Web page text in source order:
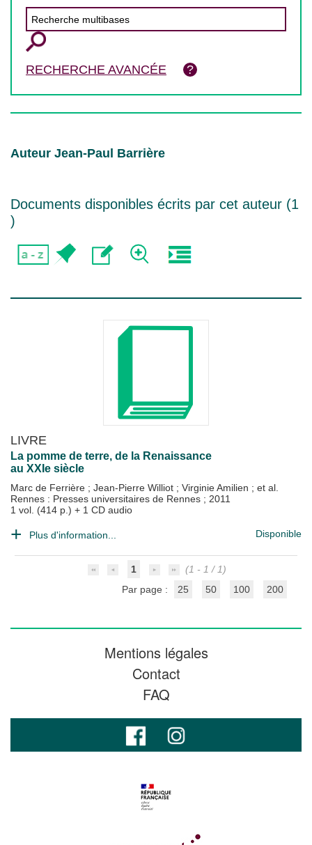
RECHERCHE AVANCÉE
Auteur Jean-Paul Barrière
Documents disponibles écrits par cet auteur (1
)
LIVRE
La pomme de terre, de la Renaissance
au XXIe siècle
Marc de Ferrière ; Jean-Pierre Williot ; Virginie Amilien ; et al.
Rennes : Presses universitaires de Rennes ; 2011
1 vol. (414 p.) + 1 CD audio
Plus d'information... Disponible
1
(1 - 1 / 1)
Par page :
25 50 100 200
Mentions légales
Contact
FAQ